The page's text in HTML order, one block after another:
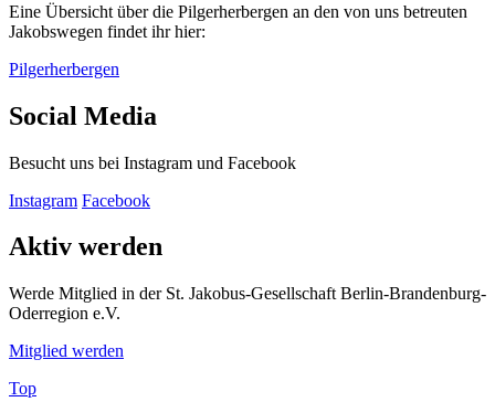
Eine Übersicht über die Pilgerherbergen an den von uns betreuten
Jakobswegen findet ihr hier:
Pilgerherbergen
Social Media
Besucht uns bei Instagram und Facebook
Instagram Facebook
Aktiv werden
Werde Mitglied in der St. Jakobus-Gesellschaft Berlin-Brandenburg-
Oderregion e.V.
Mitglied werden
Top